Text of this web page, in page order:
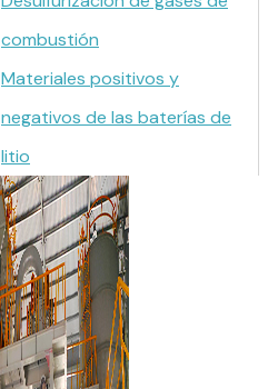
combustión
Materiales positivos y
negativos de las baterías de
litio